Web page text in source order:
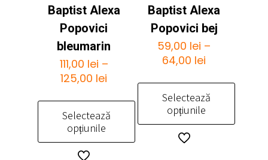
Baptist Alexa
Popovici
bleumarin
111,00 lei –
125,00 lei
prețuri:
111,00 lei
Selectează
opțiunile
Acest
Baptist Alexa
Popovici bej
59,00 lei –
64,00 lei
prețuri:
59,00 lei
Selectează
opțiunile
Acest